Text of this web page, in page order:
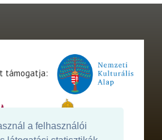
a felhasználói
támogatja: